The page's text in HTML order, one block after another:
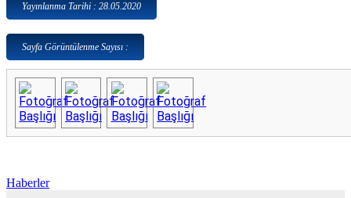
Yayınlanma Tarihi : 28.05.2020
Sayfa Görüntülenme Sayısı :
Haberler